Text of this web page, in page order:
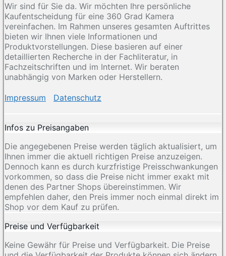
Wir sind für Sie da. Wir möchten Ihre persönliche
Kaufentscheidung für eine 360 Grad Kamera
vereinfachen. Im Rahmen unseres gesamten Auftrittes
bieten wir Ihnen viele Informationen und
Produktvorstellungen. Diese basieren auf einer
detaillierten Recherche in der Fachliteratur, in
Fachzeitschriften und im Internet. Wir beraten
unabhängig von Marken oder Herstellern.
Impressum Datenschutz
Infos zu Preisangaben
Die angegebenen Preise werden täglich aktualisiert, um
Ihnen immer die aktuell richtigen Preise anzuzeigen.
Dennoch kann es durch kurzfristige Preisschwankungen
vorkommen, so dass die Preise nicht immer exakt mit
denen des Partner Shops übereinstimmen. Wir
empfehlen daher, den Preis immer noch einmal direkt im
Shop vor dem Kauf zu prüfen.
Preise und Verfügbarkeit
Keine Gewähr für Preise und Verfügbarkeit. Die Preise